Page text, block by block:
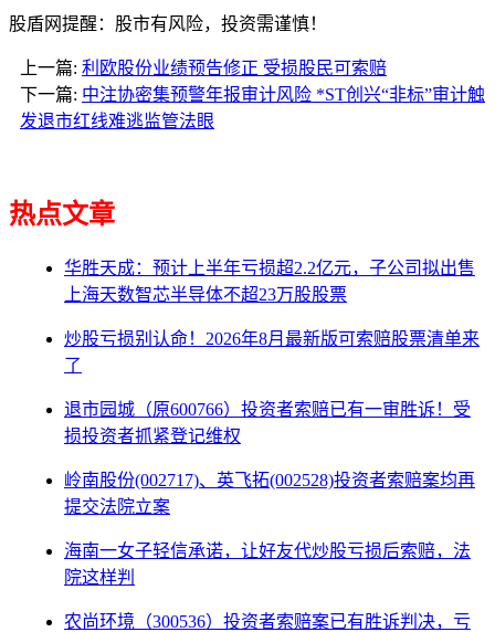
股盾网提醒：股市有风险，投资需谨慎！
上一篇: 利欧股份业绩预告修正 受损股民可索赔
下一篇: 中注协密集预警年报审计风险 *ST创兴“非标”审计触
发退市红线难逃监管法眼
热点文章
华胜天成：预计上半年亏损超2.2亿元，子公司拟出售
上海天数智芯半导体不超23万股股票
炒股亏损别认命！2026年8月最新版可索赔股票清单来
了
退市园城（原600766）投资者索赔已有一审胜诉！受
损投资者抓紧登记维权
岭南股份(002717)、英飞拓(002528)投资者索赔案均再
提交法院立案
海南一女子轻信承诺，让好友代炒股亏损后索赔，法
院这样判
农尚环境（300536）投资者索赔案已有胜诉判决，亏